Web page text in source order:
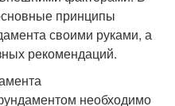
принципы
своими руками, а
рекомендаций.
необходимо